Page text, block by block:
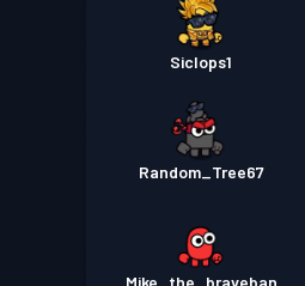
Siclops1
Random_Tree67